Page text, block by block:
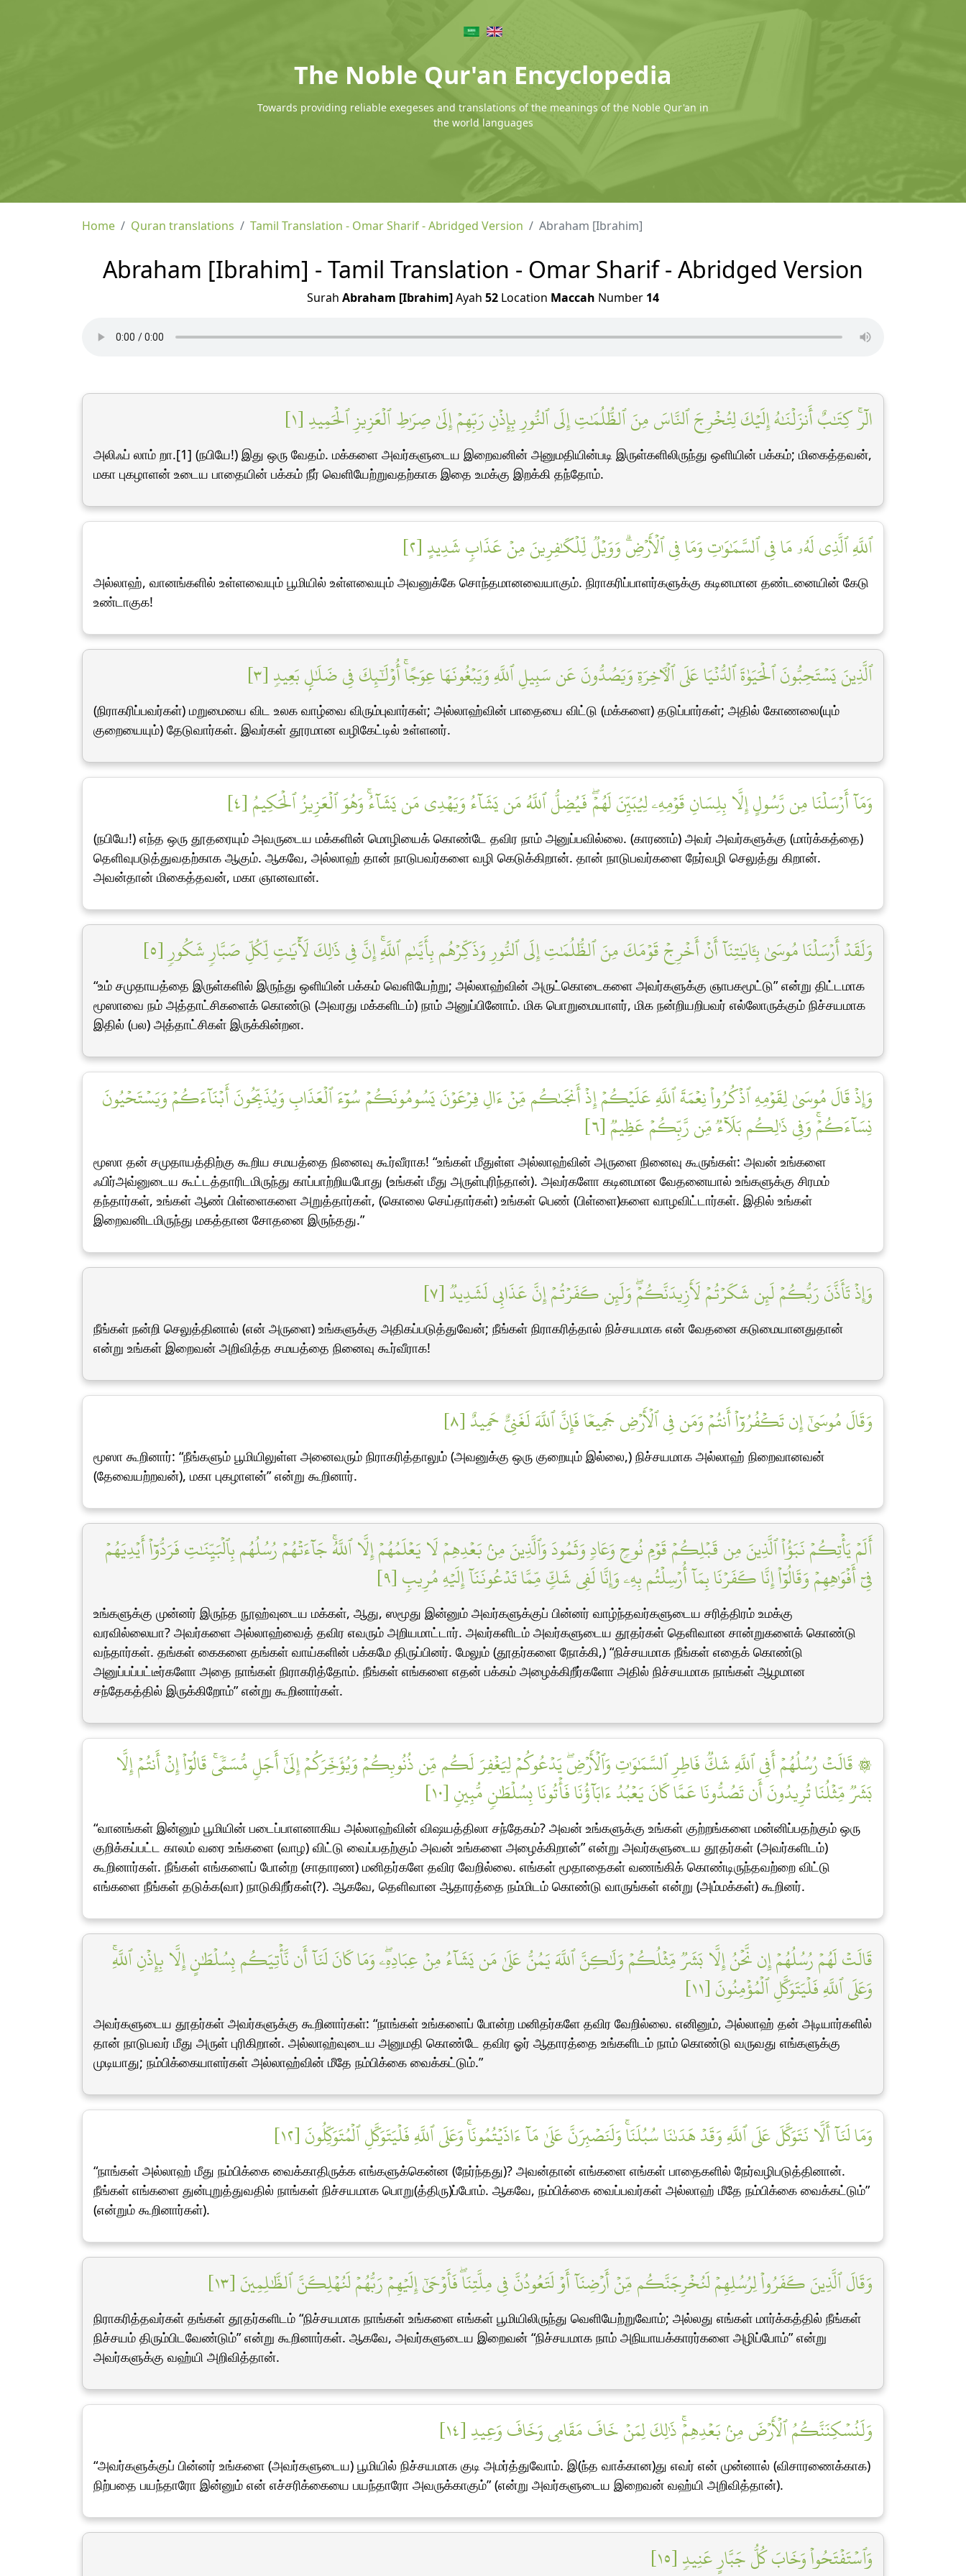
The Noble Qur'an Encyclopedia
Towards providing reliable exegeses and translations of the meanings of the Noble Qur'an in
the world languages
Home Quran translations Tamil Translation - Omar Sharif - Abridged Version Abraham [Ibrahim]
Abraham [Ibrahim] - Tamil Translation - Omar Sharif - Abridged Version
Surah Abraham [Ibrahim]Ayah 52 Location Maccah Number 14
الٓرۚ كِتَٰبٌ أَنزَلۡنَٰهُ إِلَيۡكَ لِتُخۡرِجَ ٱلنَّاسَ مِنَ ٱلظُّلُمَٰتِ إِلَى ٱلنُّورِ بِإِذۡنِ رَبِّهِمۡ إِلَىٰ صِرَٰطِ ٱلۡعَزِيزِ ٱلۡحَمِيدِ [١]
அலிஃப் லாம் றா.[1] (நபியே!) இது ஒரு வேதம். மக்களை அவர்களுடைய இறைவனின் அனுமதியின்படி இருள்களிலிருந்து ஒளியின் பக்கம்; மிகைத்தவன்,
மகா புகழாளன் உடைய பாதையின் பக்கம் நீர் வெளியேற்றுவதற்காக இதை உமக்கு இறக்கி தந்தோம்.
ٱللَّهِ ٱلَّذِي لَهُۥ مَا فِي ٱلسَّمَٰوَٰتِ وَمَا فِي ٱلۡأَرۡضِۗ وَوَيۡلٞ لِّلۡكَٰفِرِينَ مِنۡ عَذَابٖ شَدِيدٍ [٢]
அல்லாஹ், வானங்களில் உள்ளவையும் பூமியில் உள்ளவையும் அவனுக்கே சொந்தமானவையாகும். நிராகரிப்பாளர்களுக்கு கடினமான தண்டனையின் கேடு
உண்டாகுக!
ٱلَّذِينَ يَسۡتَحِبُّونَ ٱلۡحَيَوٰةَ ٱلدُّنۡيَا عَلَى ٱلۡأٓخِرَةِ وَيَصُدُّونَ عَن سَبِيلِ ٱللَّهِ وَيَبۡغُونَهَا عِوَجًاۚ أُوْلَٰٓئِكَ فِي ضَلَٰلِۭ بَعِيدٖ [٣]
(நிராகரிப்பவர்கள்) மறுமையை விட உலக வாழ்வை விரும்புவார்கள்; அல்லாஹ்வின் பாதையை விட்டு (மக்களை) தடுப்பார்கள்; அதில் கோணலை(யும்
குறையையும்) தேடுவார்கள். இவர்கள் தூரமான வழிகேட்டில் உள்ளனர்.
وَمَآ أَرۡسَلۡنَا مِن رَّسُولٍ إِلَّا بِلِسَانِ قَوۡمِهِۦ لِيُبَيِّنَ لَهُمۡۖ فَيُضِلُّ ٱللَّهُ مَن يَشَآءُ وَيَهۡدِي مَن يَشَآءُۚ وَهُوَ ٱلۡعَزِيزُ ٱلۡحَكِيمُ [٤]
(நபியே!) எந்த ஒரு தூதரையும் அவருடைய மக்களின் மொழியைக் கொண்டே தவிர நாம் அனுப்பவில்லை. (காரணம்) அவர் அவர்களுக்கு (மார்க்கத்தை)
தெளிவுபடுத்துவதற்காக ஆகும். ஆகவே, அல்லாஹ் தான் நாடுபவர்களை வழி கெடுக்கிறான். தான் நாடுபவர்களை நேர்வழி செலுத்து கிறான்.
அவன்தான் மிகைத்தவன், மகா ஞானவான்.
وَلَقَدۡ أَرۡسَلۡنَا مُوسَىٰ بِـَٔايَٰتِنَآ أَنۡ أَخۡرِجۡ قَوۡمَكَ مِنَ ٱلظُّلُمَٰتِ إِلَى ٱلنُّورِ وَذَكِّرۡهُم بِأَيَّىٰمِ ٱللَّهِۚ إِنَّ فِي ذَٰلِكَ لَأٓيَٰتٖ لِّكُلِّ صَبَّارٖ شَكُورٖ [٥]
“உம் சமுதாயத்தை இருள்களில் இருந்து ஒளியின் பக்கம் வெளியேற்று; அல்லாஹ்வின் அருட்கொடைகளை அவர்களுக்கு ஞாபகமூட்டு” என்று திட்டமாக
மூஸாவை நம் அத்தாட்சிகளைக் கொண்டு (அவரது மக்களிடம்) நாம் அனுப்பினோம். மிக பொறுமையாளர், மிக நன்றியறிபவர் எல்லோருக்கும் நிச்சயமாக
இதில் (பல) அத்தாட்சிகள் இருக்கின்றன.
وَإِذۡ قَالَ مُوسَىٰ لِقَوۡمِهِ ٱذۡكُرُواْ نِعۡمَةَ ٱللَّهِ عَلَيۡكُمۡ إِذۡ أَنجَىٰكُم مِّنۡ ءَالِ فِرۡعَوۡنَ يَسُومُونَكُمۡ سُوٓءَ ٱلۡعَذَابِ وَيُذَبِّحُونَ أَبۡنَآءَكُمۡ وَيَسۡتَحۡيُونَ
نِسَآءَكُمۡۚ وَفِي ذَٰلِكُم بَلَآءٞ مِّن رَّبِّكُمۡ عَظِيمٞ [٦]
மூஸா தன் சமுதாயத்திற்கு கூறிய சமயத்தை நினைவு கூர்வீராக! “உங்கள் மீதுள்ள அல்லாஹ்வின் அருளை நினைவு கூருங்கள்: அவன் உங்களை
ஃபிர்அவ்னுடைய கூட்டத்தாரிடமிருந்து காப்பாற்றியபோது (உங்கள் மீது அருள்புரிந்தான்). அவர்களோ கடினமான வேதனையால் உங்களுக்கு சிரமம்
தந்தார்கள், உங்கள் ஆண் பிள்ளைகளை அறுத்தார்கள், (கொலை செய்தார்கள்) உங்கள் பெண் (பிள்ளை)களை வாழவிட்டார்கள். இதில் உங்கள்
இறைவனிடமிருந்து மகத்தான சோதனை இருந்தது.”
وَإِذۡ تَأَذَّنَ رَبُّكُمۡ لَئِن شَكَرۡتُمۡ لَأَزِيدَنَّكُمۡۖ وَلَئِن كَفَرۡتُمۡ إِنَّ عَذَابِي لَشَدِيدٞ [٧]
நீங்கள் நன்றி செலுத்தினால் (என் அருளை) உங்களுக்கு அதிகப்படுத்துவேன்; நீங்கள் நிராகரித்தால் நிச்சயமாக என் வேதனை கடுமையானதுதான்
என்று உங்கள் இறைவன் அறிவித்த சமயத்தை நினைவு கூர்வீராக!
وَقَالَ مُوسَىٰٓ إِن تَكۡفُرُوٓاْ أَنتُمۡ وَمَن فِي ٱلۡأَرۡضِ جَمِيعٗا فَإِنَّ ٱللَّهَ لَغَنِيٌّ حَمِيدٌ [٨]
மூஸா கூறினார்: “நீங்களும் பூமியிலுள்ள அனைவரும் நிராகரித்தாலும் (அவனுக்கு ஒரு குறையும் இல்லை,) நிச்சயமாக அல்லாஹ் நிறைவானவன்
(தேவையற்றவன்), மகா புகழாளன்” என்று கூறினார்.
أَلَمۡ يَأۡتِكُمۡ نَبَؤُاْ ٱلَّذِينَ مِن قَبۡلِكُمۡ قَوۡمِ نُوحٖ وَعَادٖ وَثَمُودَ وَٱلَّذِينَ مِنۢ بَعۡدِهِمۡ لَا يَعۡلَمُهُمۡ إِلَّا ٱللَّهُۚ جَآءَتۡهُمۡ رُسُلُهُم بِٱلۡبَيِّنَٰتِ فَرَدُّوٓاْ أَيۡدِيَهُمۡ
فِيٓ أَفۡوَٰهِهِمۡ وَقَالُوٓاْ إِنَّا كَفَرۡنَا بِمَآ أُرۡسِلۡتُم بِهِۦ وَإِنَّا لَفِي شَكّٖ مِّمَّا تَدۡعُونَنَآ إِلَيۡهِ مُرِيبٖ [٩]
உங்களுக்கு முன்னர் இருந்த நூஹ்வுடைய மக்கள், ஆது, ஸமூது இன்னும் அவர்களுக்குப் பின்னர் வாழ்ந்தவர்களுடைய சரித்திரம் உமக்கு
வரவில்லையா? அவர்களை அல்லாஹ்வைத் தவிர எவரும் அறியமாட்டார். அவர்களிடம் அவர்களுடைய தூதர்கள் தெளிவான சான்றுகளைக் கொண்டு
வந்தார்கள். தங்கள் கைகளை தங்கள் வாய்களின் பக்கமே திருப்பினர். மேலும் (தூதர்களை நோக்கி,) “நிச்சயமாக நீங்கள் எதைக் கொண்டு
அனுப்பப்பட்டீர்களோ அதை நாங்கள் நிராகரித்தோம். நீங்கள் எங்களை எதன் பக்கம் அழைக்கிறீர்களோ அதில் நிச்சயமாக நாங்கள் ஆழமான
சந்தேகத்தில் இருக்கிறோம்” என்று கூறினார்கள்.
۞ قَالَتۡ رُسُلُهُمۡ أَفِي ٱللَّهِ شَكّٞ فَاطِرِ ٱلسَّمَٰوَٰتِ وَٱلۡأَرۡضِۖ يَدۡعُوكُمۡ لِيَغۡفِرَ لَكُم مِّن ذُنُوبِكُمۡ وَيُؤَخِّرَكُمۡ إِلَىٰٓ أَجَلٖ مُّسَمّٗىۚ قَالُوٓاْ إِنۡ أَنتُمۡ إِلَّا
بَشَرٞ مِّثۡلُنَا تُرِيدُونَ أَن تَصُدُّونَا عَمَّا كَانَ يَعۡبُدُ ءَابَآؤُنَا فَأۡتُونَا بِسُلۡطَٰنٖ مُّبِينٖ [١٠]
“வானங்கள் இன்னும் பூமியின் படைப்பாளனாகிய அல்லாஹ்வின் விஷயத்திலா சந்தேகம்? அவன் உங்களுக்கு உங்கள் குற்றங்களை மன்னிப்பதற்கும் ஒரு
குறிக்கப்பட்ட காலம் வரை உங்களை (வாழ) விட்டு வைப்பதற்கும் அவன் உங்களை அழைக்கிறான்” என்று அவர்களுடைய தூதர்கள் (அவர்களிடம்)
கூறினார்கள். நீங்கள் எங்களைப் போன்ற (சாதாரண) மனிதர்களே தவிர வேறில்லை. எங்கள் மூதாதைகள் வணங்கிக் கொண்டிருந்தவற்றை விட்டு
எங்களை நீங்கள் தடுக்க(வா) நாடுகிறீர்கள்(?). ஆகவே, தெளிவான ஆதாரத்தை நம்மிடம் கொண்டு வாருங்கள் என்று (அம்மக்கள்) கூறினர்.
قَالَتۡ لَهُمۡ رُسُلُهُمۡ إِن نَّحۡنُ إِلَّا بَشَرٞ مِّثۡلُكُمۡ وَلَٰكِنَّ ٱللَّهَ يَمُنُّ عَلَىٰ مَن يَشَآءُ مِنۡ عِبَادِهِۦۖ وَمَا كَانَ لَنَآ أَن نَّأۡتِيَكُم بِسُلۡطَٰنٍ إِلَّا بِإِذۡنِ ٱللَّهِۚ
وَعَلَى ٱللَّهِ فَلۡيَتَوَكَّلِ ٱلۡمُؤۡمِنُونَ [١١]
அவர்களுடைய தூதர்கள் அவர்களுக்கு கூறினார்கள்: “நாங்கள் உங்களைப் போன்ற மனிதர்களே தவிர வேறில்லை. எனினும், அல்லாஹ் தன் அடியார்களில்
தான் நாடுபவர் மீது அருள் புரிகிறான். அல்லாஹ்வுடைய அனுமதி கொண்டே தவிர ஓர் ஆதாரத்தை உங்களிடம் நாம் கொண்டு வருவது எங்களுக்கு
முடியாது; நம்பிக்கையாளர்கள் அல்லாஹ்வின் மீதே நம்பிக்கை வைக்கட்டும்.”
وَمَا لَنَآ أَلَّا نَتَوَكَّلَ عَلَى ٱللَّهِ وَقَدۡ هَدَىٰنَا سُبُلَنَاۚ وَلَنَصۡبِرَنَّ عَلَىٰ مَآ ءَاذَيۡتُمُونَاۚ وَعَلَى ٱللَّهِ فَلۡيَتَوَكَّلِ ٱلۡمُتَوَكِّلُونَ [١٢]
“நாங்கள் அல்லாஹ் மீது நம்பிக்கை வைக்காதிருக்க எங்களுக்கென்ன (நேர்ந்தது)? அவன்தான் எங்களை எங்கள் பாதைகளில் நேர்வழிபடுத்தினான்.
நீங்கள் எங்களை துன்புறுத்துவதில் நாங்கள் நிச்சயமாக பொறு(த்திரு)ப்போம். ஆகவே, நம்பிக்கை வைப்பவர்கள் அல்லாஹ் மீதே நம்பிக்கை வைக்கட்டும்”
(என்றும் கூறினார்கள்).
وَقَالَ ٱلَّذِينَ كَفَرُواْ لِرُسُلِهِمۡ لَنُخۡرِجَنَّكُم مِّنۡ أَرۡضِنَآ أَوۡ لَتَعُودُنَّ فِي مِلَّتِنَاۖ فَأَوۡحَىٰٓ إِلَيۡهِمۡ رَبُّهُمۡ لَنُهۡلِكَنَّ ٱلظَّٰلِمِينَ [١٣]
நிராகரித்தவர்கள் தங்கள் தூதர்களிடம் “நிச்சயமாக நாங்கள் உங்களை எங்கள் பூமியிலிருந்து வெளியேற்றுவோம்; அல்லது எங்கள் மார்க்கத்தில் நீங்கள்
நிச்சயம் திரும்பிடவேண்டும்” என்று கூறினார்கள். ஆகவே, அவர்களுடைய இறைவன் “நிச்சயமாக நாம் அநியாயக்காரர்களை அழிப்போம்” என்று
அவர்களுக்கு வஹ்யி அறிவித்தான்.
وَلَنُسۡكِنَنَّكُمُ ٱلۡأَرۡضَ مِنۢ بَعۡدِهِمۡۚ ذَٰلِكَ لِمَنۡ خَافَ مَقَامِي وَخَافَ وَعِيدِ [١٤]
“அவர்களுக்குப் பின்னர் உங்களை (அவர்களுடைய) பூமியில் நிச்சயமாக குடி அமர்த்துவோம். இ(ந்த வாக்கான)து எவர் என் முன்னால் (விசாரணைக்காக)
நிற்பதை பயந்தாரோ இன்னும் என் எச்சரிக்கையை பயந்தாரோ அவருக்காகும்” (என்று அவர்களுடைய இறைவன் வஹ்யி அறிவித்தான்).
وَٱسۡتَفۡتَحُواْ وَخَابَ كُلُّ جَبَّارٍ عَنِيدٖ [١٥]